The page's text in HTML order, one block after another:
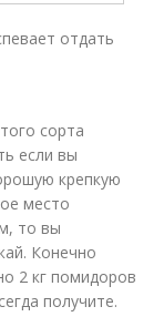
отдать
сорта
если вы
крепкую
место
то вы
Конечно
2 кг помидоров
получите.